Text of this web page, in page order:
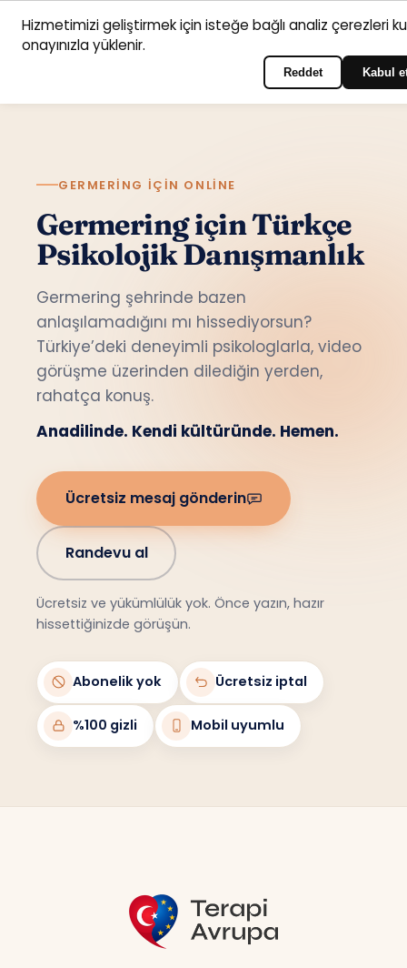
AnasayfaHizmet Psikologlarİletişim
GERMERING IÇIN ONLINE
Germering için Türkçe
Psikolojik Danışmanlık
Germering şehrinde bazen
anlaşılamadığını mı hissediyorsun?
Türkiye’deki deneyimli psikologlarla, video
görüşme üzerinden dilediğin yerden,
rahatça konuş.
Anadilinde. Kendi kültüründe. Hemen.
Ücretsiz mesaj gönderin
Randevu al
Ücretsiz ve yükümlülük yok. Önce yazın, hazır
hissettiğinizde görüşün.
Abonelik yok Ücretsiz iptal
%100 gizli Mobil uyumlu
Hizmetimizi geliştirmek için isteğe bağlı analiz çerezleri
onayınızla yüklenir.
Reddet Kabul